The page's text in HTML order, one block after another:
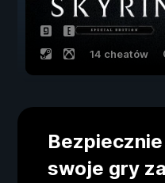
14 cheatów
swoje gry